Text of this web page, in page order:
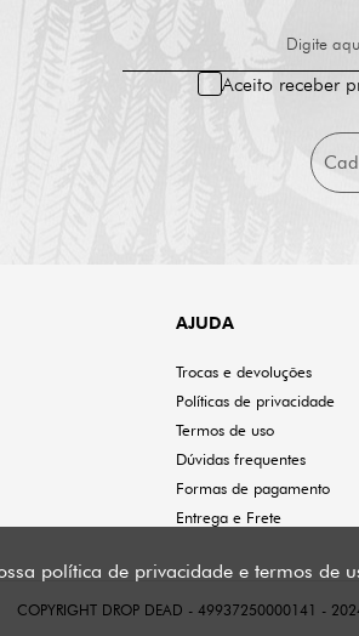
Digite
Aceito receber
AJUDA
Trocas e devoluções
Políticas de privacidade
Termos de uso
Dúvidas frequentes
Formas de pagamento
Entrega e Frete
COPYRIGHT DROP DEAD - 49937250000141 -
política de privacidade e termos de